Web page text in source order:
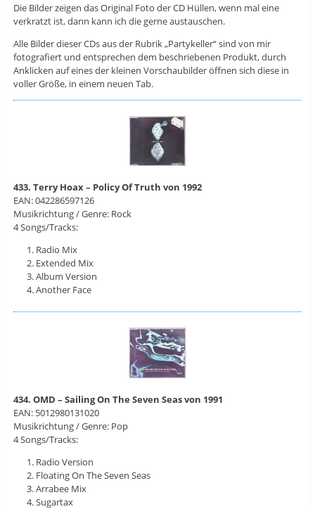
Die Bilder zeigen das Original Foto der CD Hüllen, wenn mal eine
verkratzt ist, dann kann ich die gerne austauschen.
Alle Bilder dieser CDs aus der Rubrik „Partykeller“ sind von mir
fotografiert und entsprechen dem beschriebenen Produkt, durch
Anklicken auf eines der kleinen Vorschaubilder öffnen sich diese in
voller Größe, in einem neuen Tab.
433. Terry Hoax – Policy Of Truth von 1992
EAN: 042286597126
Musikrichtung / Genre: Rock
4 Songs/Tracks:
Radio Mix
Extended Mix
Album Version
Another Face
434. OMD – Sailing On The Seven Seas von 1991
EAN: 5012980131020
Musikrichtung / Genre: Pop
4 Songs/Tracks:
Radio Version
Floating On The Seven Seas
Arrabee Mix
Sugartax